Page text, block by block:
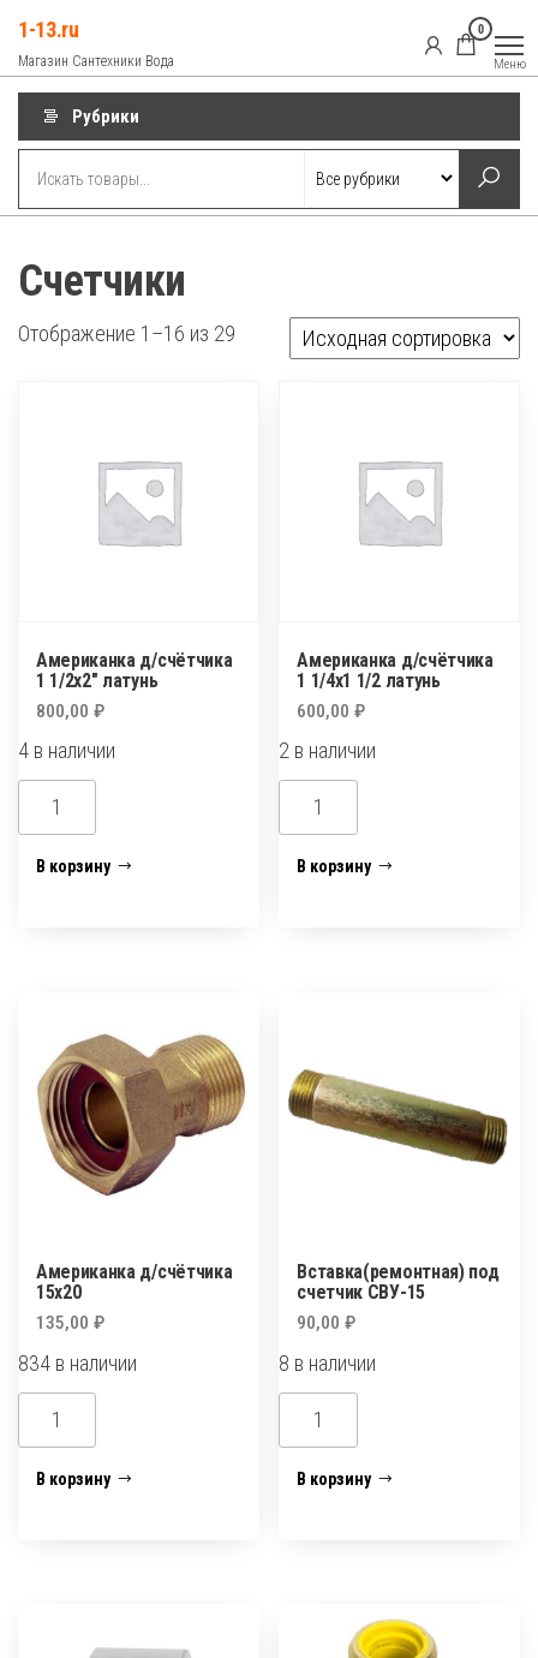
содержимому
1-13.ru
Магазин Сантехники Вода
0
Меню
Рубрики
Счетчики
Отображение 1–16 из 29
Американка д/счётчика
1 1/2х2″ латунь
800,00 ₽
4 в наличии
Количество
товара
Американка
В корзину
Американка д/счётчика
1 1/4х1 1/2 латунь
600,00₽
2 в наличии
Количество
товара
Американка
латунь
В корзину
Американка д/счётчика
15х20
135,00 ₽
834 в наличии
Количество
товара
Американка
В корзину
Вставка(ремонтная) под
счетчик СВУ-15
90,00₽
8 в наличии
Количество
товара
Вставка(ремонтная)
В корзину